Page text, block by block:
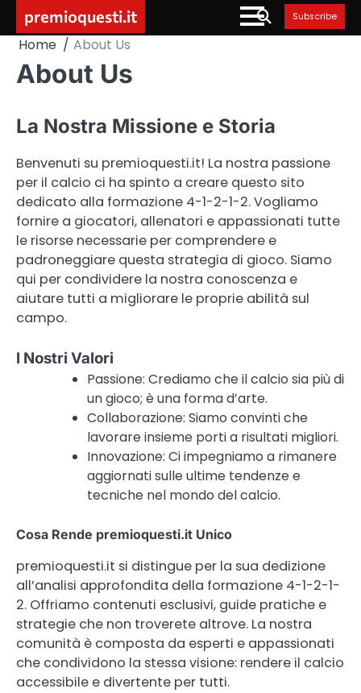
content
premioquesti.it Subscribe
Home About Us
About Us
La Nostra Missione e Storia
Benvenuti su premioquesti.it! La nostra passione
per il calcio ci ha spinto a creare questo sito
dedicato alla formazione 4-1-2-1-2. Vogliamo
fornire a giocatori, allenatori e appassionati tutte
le risorse necessarie per comprendere e
padroneggiare questa strategia di gioco. Siamo
qui per condividere la nostra conoscenza e
aiutare tutti a migliorare le proprie abilità sul
campo.
I Nostri Valori
Passione: Crediamo che il calcio sia più di
un gioco; è una forma d’arte.
Collaborazione: Siamo convinti che
lavorare insieme porti a risultati migliori.
Innovazione: Ci impegniamo a rimanere
aggiornati sulle ultime tendenze e
tecniche nel mondo del calcio.
Cosa Rende premioquesti.it Unico
premioquesti.it si distingue per la sua dedizione
all’analisi approfondita della formazione 4-1-2-1-
2. Offriamo contenuti esclusivi, guide pratiche e
strategie che non troverete altrove. La nostra
comunità è composta da esperti e appassionati
che condividono la stessa visione: rendere il calcio
accessibile e divertente per tutti.